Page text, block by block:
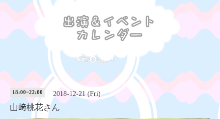
18:00~22:00 2018-12-21 (Fri)
山﨑桃花さん